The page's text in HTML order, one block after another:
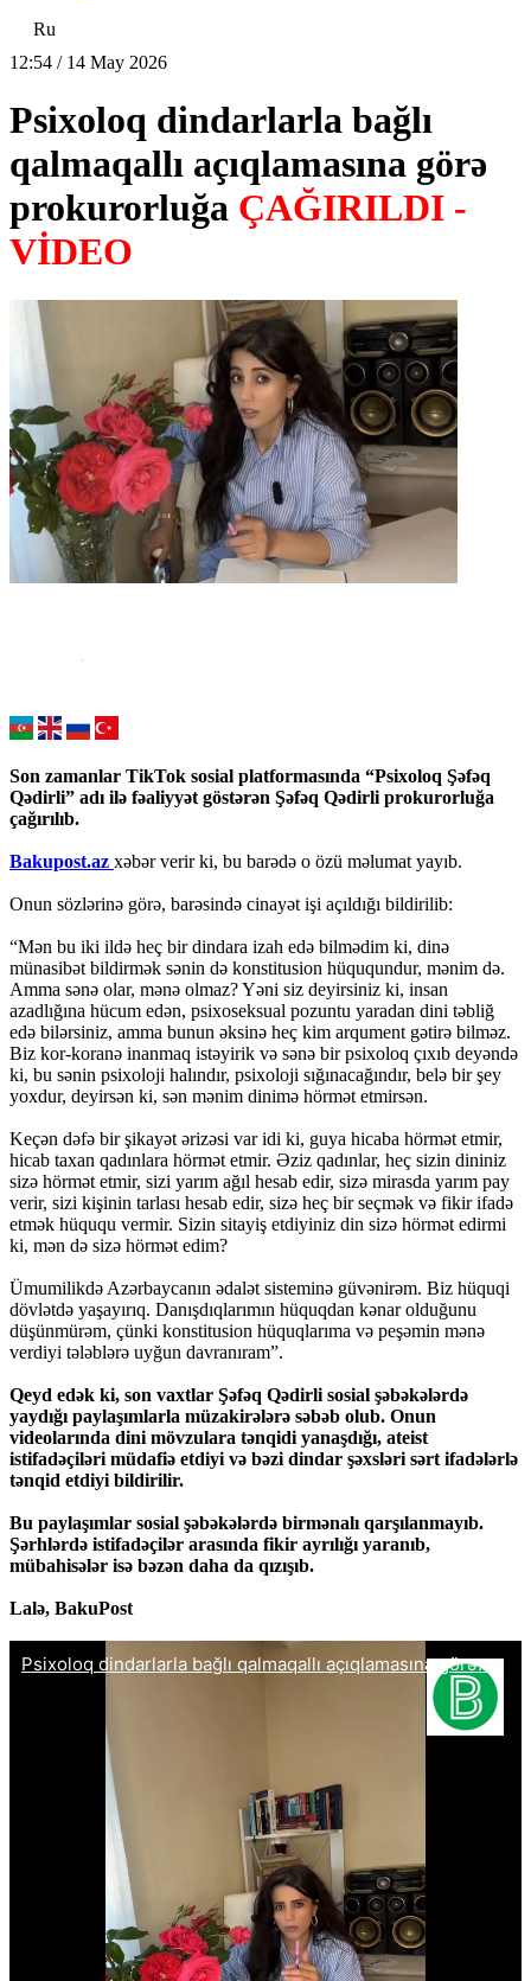
Ru
12:54 / 14 May 2026
Psixoloq dindarlarla bağlı
qalmaqallı açıqlamasına görə
prokurorluğa ÇAĞIRILDI -
VİDEO
Son zamanlar TikTok sosial platformasında “Psixoloq Şəfəq
Qədirli” adı ilə fəaliyyət göstərən Şəfəq Qədirli prokurorluğa
çağırılıb.
Bakupost.az xəbər verir ki, bu barədə o özü məlumat yayıb.
Onun sözlərinə görə, barəsində cinayət işi açıldığı bildirilib:
“Mən bu iki ildə heç bir dindara izah edə bilmədim ki, dinə
münasibət bildirmək sənin də konstitusion hüququndur, mənim də.
Amma sənə olar, mənə olmaz? Yəni siz deyirsiniz ki, insan
azadlığına hücum edən, psixoseksual pozuntu yaradan dini təbliğ
edə bilərsiniz, amma bunun əksinə heç kim arqument gətirə bilməz.
Biz kor-koranə inanmaq istəyirik və sənə bir psixoloq çıxıb deyəndə
ki, bu sənin psixoloji halındır, psixoloji sığınacağındır, belə bir şey
yoxdur, deyirsən ki, sən mənim dinimə hörmət etmirsən.
Keçən dəfə bir şikayət ərizəsi var idi ki, guya hicaba hörmət etmir,
hicab taxan qadınlara hörmət etmir. Əziz qadınlar, heç sizin dininiz
sizə hörmət etmir, sizi yarım ağıl hesab edir, sizə mirasda yarım pay
verir, sizi kişinin tarlası hesab edir, sizə heç bir seçmək və fikir ifadə
etmək hüququ vermir. Sizin sitayiş etdiyiniz din sizə hörmət edirmi
ki, mən də sizə hörmət edim?
Ümumilikdə Azərbaycanın ədalət sisteminə güvənirəm. Biz hüquqi
dövlətdə yaşayırıq. Danışdıqlarımın hüquqdan kənar olduğunu
düşünmürəm, çünki konstitusion hüquqlarıma və peşəmin mənə
verdiyi tələblərə uyğun davranıram”.
Qeyd edək ki, son vaxtlar Şəfəq Qədirli sosial şəbəkələrdə
yaydığı paylaşımlarla müzakirələrə səbəb olub. Onun
videolarında dini mövzulara tənqidi yanaşdığı, ateist
istifadəçiləri müdafiə etdiyi və bəzi dindar şəxsləri sərt ifadələrlə
tənqid etdiyi bildirilir.
Bu paylaşımlar sosial şəbəkələrdə birmənalı qarşılanmayıb.
Şərhlərdə istifadəçilər arasında fikir ayrılığı yaranıb,
mübahisələr isə bəzən daha da qızışıb.
Lalə, BakuPost